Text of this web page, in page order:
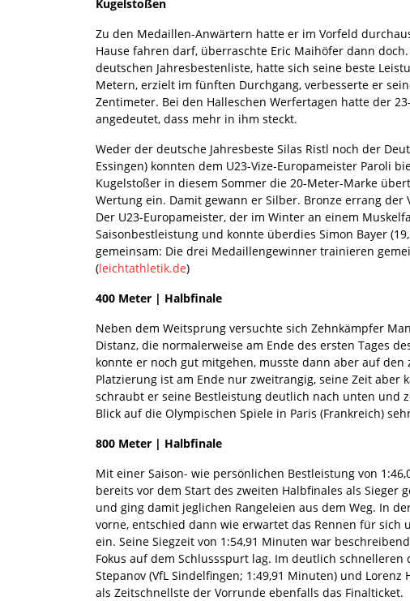
Kugelstoßen
Zu den Medaillen-Anwärtern hatte er im Vorfeld
Hause fahren darf, überraschte Eric Maihöfer dann
deutschen Jahresbestenliste, hatte sich seine beste
Metern, erzielt im fünften Durchgang, verbesserte er
Zentimeter. Bei den Halleschen Werfertagen hatte der
angedeutet, dass mehr in ihm steckt.
Weder der deutsche Jahresbeste Silas Ristl noch der
Essingen) konnten dem U23-Vize-Europameister Paroli
Kugelstoßer in diesem Sommer die 20-Meter-Marke
Wertung ein. Damit gewann er Silber. Bronze errang der
Der U23-Europameister, der im Winter an einem
Saisonbestleistung und konnte überdies Simon Bayer
gemeinsam: Die drei Medaillengewinner trainieren
(leichtathletik.de)
400 Meter | Halbfinale
Neben dem Weitsprung versuchte sich Zehnkämpfer
Distanz, die normalerweise am Ende des ersten Tages
konnte er noch gut mitgehen, musste dann aber auf
Platzierung ist am Ende nur zweitrangig, seine Zeit aber
schraubt er seine Bestleistung deutlich nach unten und
Blick auf die Olympischen Spiele in Paris (Frankreich)
800 Meter | Halbfinale
Mit einer Saison- wie persönlichen Bestleistung von
bereits vor dem Start des zweiten Halbfinales als Sieger
und ging damit jeglichen Rangeleien aus dem Weg. In
vorne, entschied dann wie erwartet das Rennen für sich
ein. Seine Siegzeit von 1:54,91 Minuten war
Fokus auf dem Schlussspurt lag. Im deutlich
Stepanov (VfL Sindelfingen; 1:49,91 Minuten) und
als Zeitschnellste der Vorrunde ebenfalls das Finalticket.